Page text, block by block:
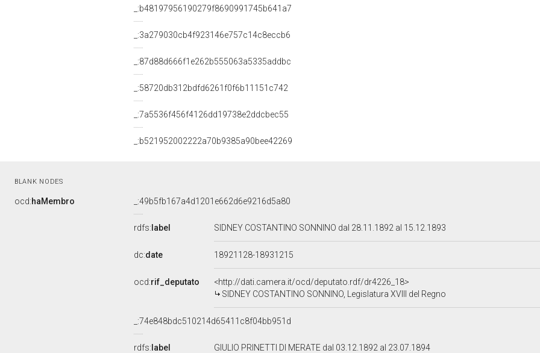
_:b48197956190279f8690991745b641a7
_:3a279030cb4f923146e757c14c8eccb6
_:87d88d666f1e262b555063a5335addbc
_:58720db312bdfd6261f0f6b11151c742
_:7a5536f456f4126dd19738e2ddcbec55
_:b521952002222a70b9385a90bee42269
BLANK NODES
ocd:haMembro _:49b5fb167a4d1201e662d6e9216d5a80
rdfs: label SIDNEY COSTANTINO SONNINO dal 28.11.1892 al 15.12.1893
dc:date 18921128-18931215
ocd:rif_deputato
<http://dati.camera.it/ocd/deputato.rdf/dr4226_18>
SIDNEY COSTANTINO SONNINO, Legislatura XVIII del Regno
_:74e848bdc510214d65411c8f04bb951d
rdfs: label GIULIO PRINETTI DI MERATE dal 03.12.1892 al 23.07.1894